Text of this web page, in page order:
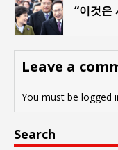
“이것은
Leave a
You must be logged
Search